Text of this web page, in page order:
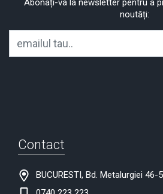
Abonați-va la newsletter pentru a
noutăți:
Contact
BUCURESTI, Bd. Metalurgiei 46-